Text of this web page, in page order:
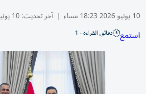
10 يونيو 2026 18:23 مساء | آخر تحديث:10 يونيو 19:03 2026
استمع دقائق القراءة - 1